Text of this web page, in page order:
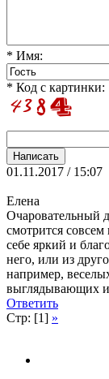
* Имя:
* Код с картинки:
01.11.2017 / 15:07
Елена
Очаровательный
смотрится
себе яркий и
него, или из
например,
выглядывающих
Ответить
Стр: [1] »